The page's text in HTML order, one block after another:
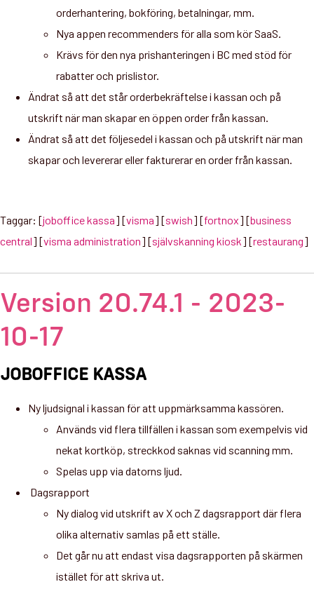
orderhantering, bokföring, betalningar, mm.
Nya appen recommenders för alla som kör SaaS.
Krävs för den nya prishanteringen i BC med stöd för
rabatter och prislistor.
Ändrat så att det står orderbekräftelse i kassan och på
utskrift när man skapar en öppen order från kassan.
Ändrat så att det följesedel i kassan och på utskrift när man
skapar och levererar eller fakturerar en order från kassan.
Taggar: [joboffice kassa] [visma] [swish] [fortnox] [business
central] [visma administration] [självskanning kiosk] [restaurang]
Version 20.74.1 - 2023-
10-17
JOBOFFICE KASSA
Ny ljudsignal i kassan för att uppmärksamma kassören.
Används vid flera tillfällen i kassan som exempelvis vid
nekat kortköp, streckkod saknas vid scanning mm.
Spelas upp via datorns ljud.
Dagsrapport
Ny dialog vid utskrift av X och Z dagsrapport där flera
olika alternativ samlas på ett ställe.
Det går nu att endast visa dagsrapporten på skärmen
istället för att skriva ut.